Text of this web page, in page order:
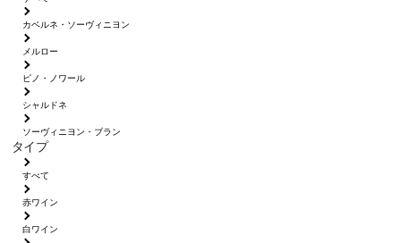
カベルネ・ソーヴィニヨン
メルロー
ピノ・ノワール
シャルドネ
ソーヴィニヨン・ブラン
タイプ
すべて
赤ワイン
白ワイン